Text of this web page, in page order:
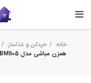
خانه خردکن و غذاساز
همزن مباشی مدل ME-SBM1105